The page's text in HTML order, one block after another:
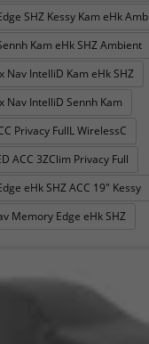
SHZ Kessy Kam eHk Amb
Kam eHk SHZ Ambient
Nav IntelliD Kam eHk SHZ
Nav IntelliD Sennh Kam
Privacy FullL WirelessC
ACC 3ZClim Privacy Full
eHk SHZ ACC 19" Kessy
Memory Edge eHk SHZ